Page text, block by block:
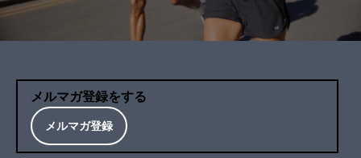
メルマガ登録をする
メルマガ登録